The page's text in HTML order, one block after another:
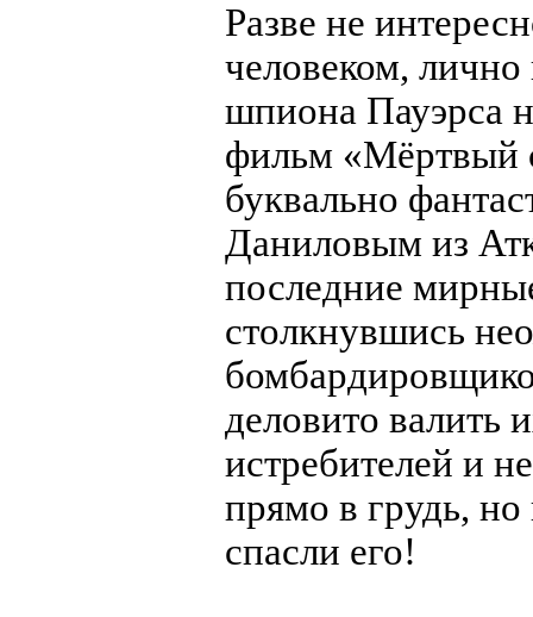
Разве не
человеком,
шпиона Пауэрса
фильм «Мёртвый
буквально
Даниловым из
последние
столкнувшись
деловито валить
истребителей и
прямо в грудь,
спасли его!